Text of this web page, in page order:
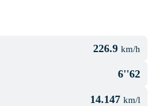
226.9 km/h
6''62
14.147 km/l